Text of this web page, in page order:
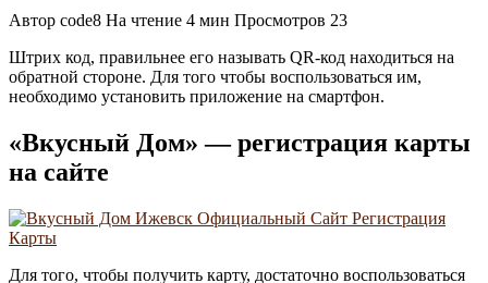
Автор code8 На чтение 4 мин Просмотров 23
Штрих код, правильнее его называть QR-код находиться на
обратной стороне. Для того чтобы воспользоваться им,
необходимо установить приложение на смартфон.
«Вкусный Дом» — регистрация карты
на сайте
Для того, чтобы получить карту, достаточно воспользоваться